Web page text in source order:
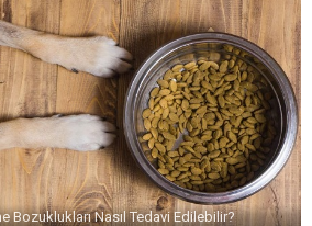
Bozuklukları Nasıl Tedavi Edilebilir?